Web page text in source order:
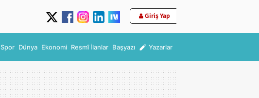
Giriş Yap
Spor Dünya Ekonomi Resmî İlanlar Başyazı Yazarlar